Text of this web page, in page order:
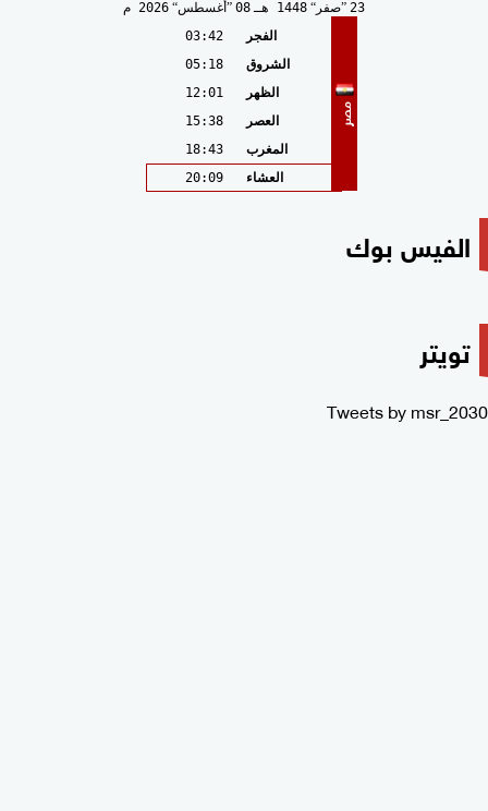
23
صفر 1448 هـ 08 أغسطس 2026 م
مصر
الفجر
03:42
الشروق
05:18
الظهر
12:01
العصر
15:38
المغرب
18:43
العشاء
20:09
الفيس بوك
تويتر
Tweets by msr_2030